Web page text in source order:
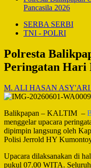
Pancasila 2026
SERBA SERBI
TNI - POLRI
Polresta
Peringatan Hari
M. ALI HASAN ASY'ARI
Balikpapan – KALTIM –
menggelar upacara
dipimpin langsung oleh
Polisi Jerrold HY
Upacara dilaksanakan di
pukul 07.00 WITA. Seluruh